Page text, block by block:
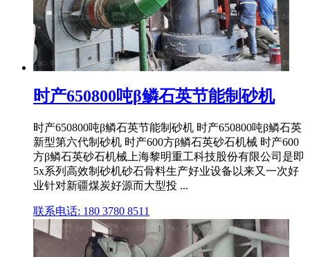
时产650800吨β鳞石英节能制砂机
时产650800吨β鳞石英节能制砂机 时产650800吨β鳞石英
新型第六代制砂机 时产600方β鳞石英砂石机械 时产600
方β鳞石英砂石机械上海黎明重工科技股份有限公司是即
5x系列高效制砂机砂石骨料生产好业设备以来又一次好
业针对新疆煤炭好源而大型投 ...
联系电话: 180 3780 8511